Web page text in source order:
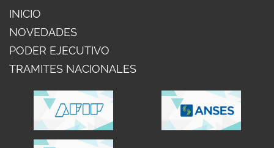
INICIO
NOVEDADES
PODER EJECUTIVO
TRAMITES NACIONALES